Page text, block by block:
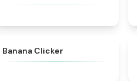
Banana Clicker